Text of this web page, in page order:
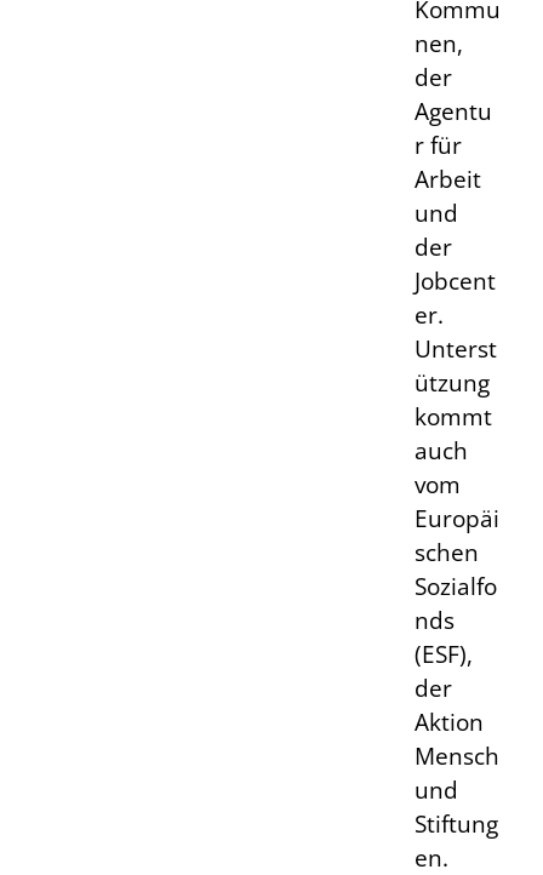
Kommu
nen,
der
Agentu
r für
Arbeit
und
der
Jobcent
er.
Unterst
ützung
kommt
auch
vom
Europäi
schen
Sozialfo
nds
(ESF),
der
Aktion
Mensch
und
Stiftung
en.